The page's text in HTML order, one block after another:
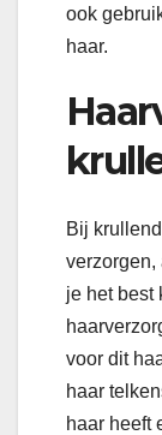
ook
haar.
Bij
verzorgen,
je het best
voor dit
haar
haar heeft